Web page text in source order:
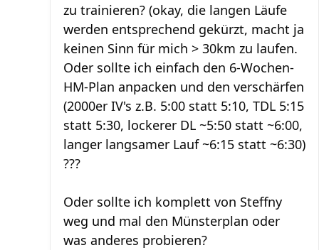
zu trainieren? (okay, die langen Läufe
werden entsprechend gekürzt, macht ja
keinen Sinn für mich > 30km zu laufen.
Oder sollte ich einfach den 6-Wochen-
HM-Plan anpacken und den verschärfen
(2000er IV's z.B. 5:00 statt 5:10, TDL 5:15
statt 5:30, lockerer DL ~5:50 statt ~6:00,
langer langsamer Lauf ~6:15 statt ~6:30)
???
Oder sollte ich komplett von Steffny
weg und mal den Münsterplan oder
was anderes probieren?